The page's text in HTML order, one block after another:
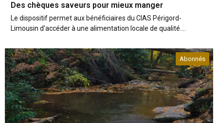
Des chèques saveurs pour mieux manger
Le dispositif permet aux bénéficiaires du CIAS Périgord-
Limousin d'accéder à une alimentation locale de qualité....
Abonnés